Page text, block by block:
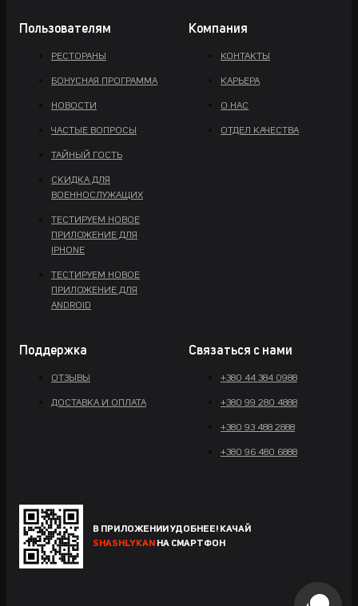
Пользователям
РЕСТОРАНЫ
БОНУСНАЯ ПРОГРАММА
НОВОСТИ
ЧАСТЫЕ ВОПРОСЫ
ТАЙНЫЙ ГОСТЬ
СКИДКА ДЛЯ
ВОЕННОСЛУЖАЩИХ
ТЕСТИРУЕМ НОВОЕ
ПРИЛОЖЕНИЕ ДЛЯ
IPHONE
ТЕСТИРУЕМ НОВОЕ
ПРИЛОЖЕНИЕ ДЛЯ
ANDROID
Компания
КОНТАКТЫ
КАРЬЕРА
О НАС
ОТДЕЛ КАЧЕСТВА
Поддержка
ОТЗЫВЫ
ДОСТАВКА И ОПЛАТА
Связаться с нами
+380 44 384 0988
+380 99 280 4888
+380 93 488 2888
+380 96 480 6888
В ПРИЛОЖЕНИИ УДОБНЕЕ! КАЧАЙ
SHASHLYKAN НА СМАРТФОН